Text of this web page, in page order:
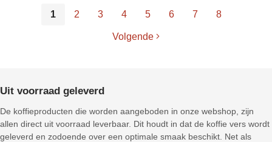
1 2 3 4 5 6 7 8
Volgende
Uit voorraad geleverd
De koffieproducten die worden aangeboden in onze webshop, zijn
allen direct uit voorraad leverbaar. Dit houdt in dat de koffie vers wordt
geleverd en zodoende over een optimale smaak beschikt. Net als